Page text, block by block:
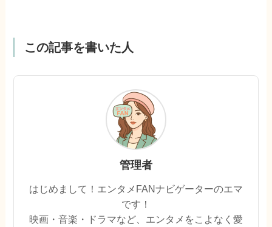
この記事を書いた人
管理者
はじめまして！エンタメFANナビゲーターのエマ
です！
映画・音楽・ドラマなど、エンタメをこよなく愛